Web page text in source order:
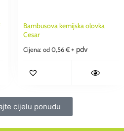
Bambusova kemijska olovka
Cesar
Cijena: od 0,56 € + pdv
cijelu ponudu